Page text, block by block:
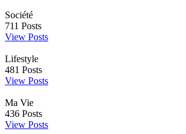
Société
711 Posts
View Posts
Lifestyle
481 Posts
View Posts
Ma Vie
436 Posts
View Posts